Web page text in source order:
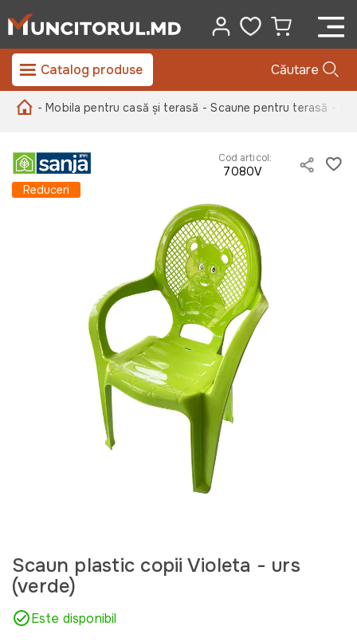
Catalog produse Căutare
- Mobila pentru casă și terasă - Scaune pentru terasă -
Cod articol:
7080V
Reduceri
Scaun plastic copii Violeta - urs
(verde)
Este disponibil